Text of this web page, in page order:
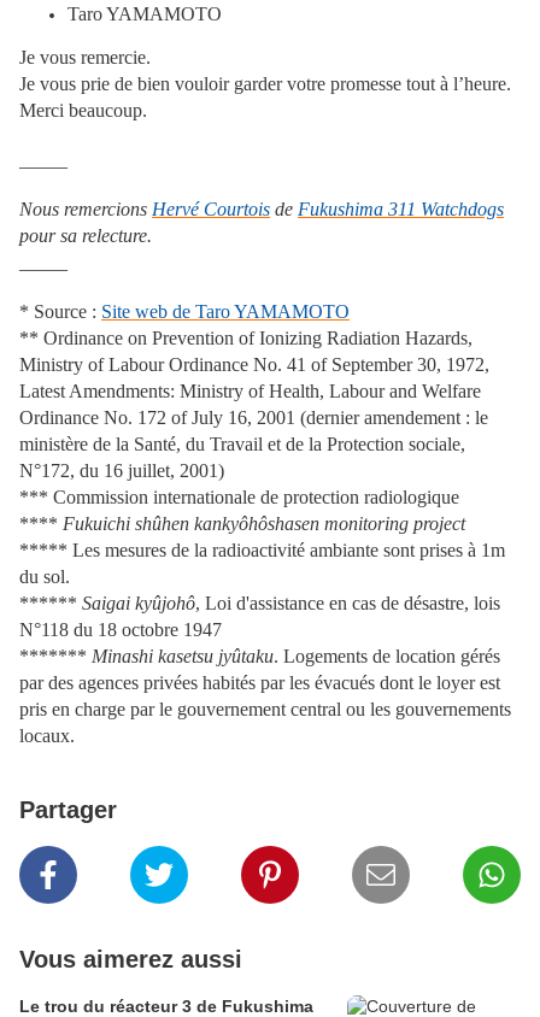
Taro YAMAMOTO
Je vous remercie.
Je vous prie de bien vouloir garder votre promesse tout à l’heure.
Merci beaucoup.
Nous remercions Hervé Courtois de Fukushima 311 Watchdogs
pour sa relecture.
* Source : Site web de Taro YAMAMOTO
** Ordinance on Prevention of Ionizing Radiation Hazards,
Ministry of Labour Ordinance No. 41 of September 30, 1972,
Latest Amendments: Ministry of Health, Labour and Welfare
Ordinance No. 172 of July 16, 2001 (dernier amendement : le
ministère de la Santé, du Travail et de la Protection sociale,
N°172, du 16 juillet, 2001)
*** Commission internationale de protection radiologique
**** Fukuichi shûhen kankyôhôshasen monitoring project
***** Les mesures de la radioactivité ambiante sont prises à 1m
du sol.
****** Saigai kyûjohô, Loi d'assistance en cas de désastre, lois
N°118 du 18 octobre 1947
******* Minashi kasetsu jyûtaku. Logements de location gérés
par des agences privées habités par les évacués dont le loyer est
pris en charge par le gouvernement central ou les gouvernements
locaux.
Partager
Vous aimerez aussi
Le trou du réacteur 3 de Fukushima